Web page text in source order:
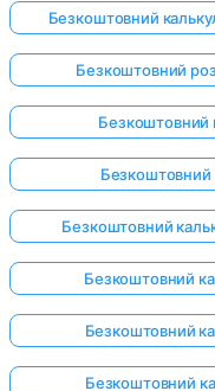
Безкоштовний
Безкоштовний
Безкоштовний
Безкоштовний
Безкоштовний
Безкоштовний
Безкоштовний
Безкоштовний